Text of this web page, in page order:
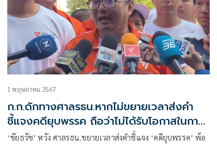
1 พฤษภาคม 2567
ก.ก.ดักทางศาลรธน.หากไม่ขยายเวลาส่งคำ
ชี้แจงคดียุบพรรค ถือว่าไม่ได้รับโอกาสในการ
ต่อสู้
‘ชัยธวัช’ หวัง ศาลรธน.ขยายเวลาส่งคำชี้แจง ‘คดียุบพรรค’ พ้อ